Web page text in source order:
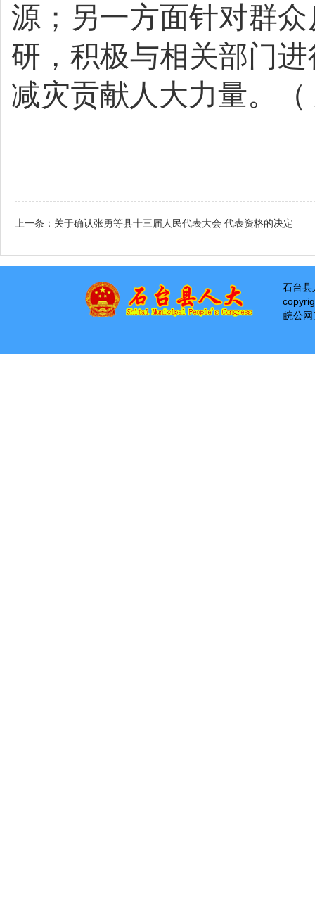
源；另一方面针对群
研，积极与相关部门
减灾贡献人大力量。
上一条： 关于确认张勇等县十三届人民代表大会 代表资格的决定
石台县
皖公